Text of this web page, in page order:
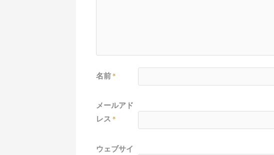
名前*
メールアド
レス *
ウェブサイ